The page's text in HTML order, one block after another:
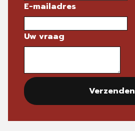
E-mailadres
Uw vraag
Verzenden